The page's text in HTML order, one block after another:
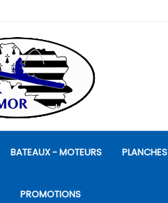
BATEAUX - MOTEURS PLANCHES
PROMOTIONS